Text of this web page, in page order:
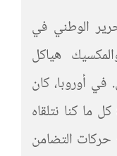
الوطني في
هياكل
أوروبا، كان
ما كنا نتلقاه
التضامن